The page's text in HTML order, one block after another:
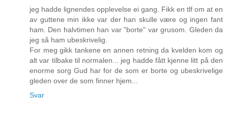
jeg hadde lignendes opplevelse ei gang. Fikk en tlf om at en
av guttene min ikke var der han skulle være og ingen fant
ham. Den halvtimen han var "borte" var grusom. Gleden da
jeg så ham ubeskrivelig.
For meg gikk tankene en annen retning da kvelden kom og
alt var tilbake til normalen... jeg hadde fått kjenne litt på den
enorme sorg Gud har for de som er borte og ubeskrivelige
gleden over de som finner hjem...
Svar